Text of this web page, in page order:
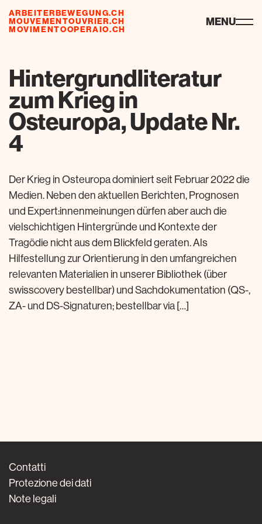
ARBEITERBEWEGUNG.CH
MOUVEMENTOUVRIER.CH
MOVIMENTOOPERAIO.CH
risorse MENU
Hintergrundliteratur
zum Krieg in
Osteuropa, Update Nr.
4
Der Krieg in Osteuropa dominiert seit Februar 2022 die
Medien. Neben den aktuellen Berichten, Prognosen
und Expert:innenmeinungen dürfen aber auch die
vielschichtigen Hintergründe und Kontexte der
Tragödie nicht aus dem Blickfeld geraten. Als
Hilfestellung zur Orientierung in den umfangreichen
relevanten Materialien in unserer Bibliothek (über
swisscovery bestellbar) und Sachdokumentation (QS-,
ZA- und DS-Signaturen; bestellbar via […]
Contatti
Protezione dei dati
Note legali